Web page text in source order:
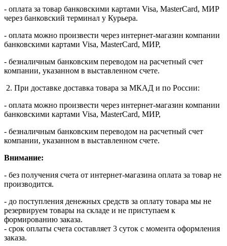
- оплата за товар банковскими картами Visa, MasterСard, МИР
через банковский терминал у Курьера.
- оплата можно произвести через интернет-магазин компании
банковскими картами Visa, MasterСard, МИР,
- безналичным банковским переводом на расчетный счет
компании, указанном в выставленном счете.
2. При доставке доставка товара за МКАД и по России:
- оплата можно произвести через интернет-магазин компании
банковскими картами Visa, MasterСard, МИР,
- безналичным банковским переводом на расчетный счет
компании, указанном в выставленном счете.
Внимание:
- без получения счета от интернет-магазина оплата за товар не
производится.
- до поступления денежных средств за оплату товара мы не
резервируем товары на складе и не приступаем к
формированию заказа.
- срок оплаты счета составляет 3 суток с момента оформления
заказа.